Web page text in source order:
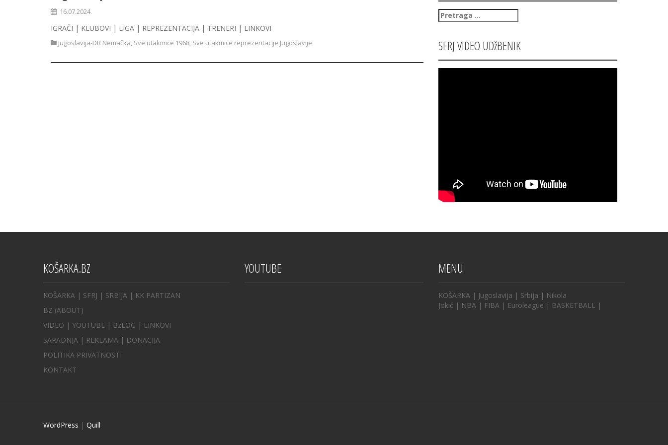
16.07.2024.
IGRAČI | KLUBOVI | LIGA | REPREZENTACIJA | TRENERI | LINKOVI
Jugoslavija-DR Nemačka, Sve utakmice 1968, Sve utakmice reprezentacije Jugoslavije
Pretraga
za:
SFRJ VIDEO UDžBENIK
KOŠARKA.BZ
KOŠARKA | SFRJ | SRBIJA | KK PARTIZAN
BZ (ABOUT)
VIDEO | YOUTUBE | BzLOG | LINKOVI
SARADNJA | REKLAMA | DONACIJA
POLITIKA PRIVATNOSTI
KONTAKT
YOUTUBE MENU
KOŠARKA | Jugoslavija | Srbija | Nikola
Jokić | NBA | FIBA | Euroleague | BASKETBALL |
WordPress | Quill